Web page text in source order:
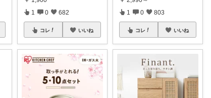
1 0 682
コレ いいね
1 0 803
コレ いいね